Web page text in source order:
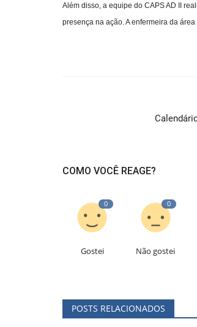
Além disso, a equipe do CAPS AD II
presença na ação. A enfermeira da
COMO VOCÊ REAGE?
0
Gostei
0
Não gostei
POSTS RELACIONADOS